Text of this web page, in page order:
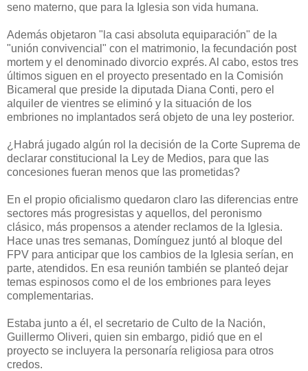
seno materno, que para la Iglesia son vida humana.
Además objetaron "la casi absoluta equiparación" de la
"unión convivencial" con el matrimonio, la fecundación post
mortem y el denominado divorcio exprés. Al cabo, estos tres
últimos siguen en el proyecto presentado en la Comisión
Bicameral que preside la diputada Diana Conti, pero el
alquiler de vientres se eliminó y la situación de los
embriones no implantados será objeto de una ley posterior.
¿Habrá jugado algún rol la decisión de la Corte Suprema de
declarar constitucional la Ley de Medios, para que las
concesiones fueran menos que las prometidas?
En el propio oficialismo quedaron claro las diferencias entre
sectores más progresistas y aquellos, del peronismo
clásico, más propensos a atender reclamos de la Iglesia.
Hace unas tres semanas, Domínguez juntó al bloque del
FPV para anticipar que los cambios de la Iglesia serían, en
parte, atendidos. En esa reunión también se planteó dejar
temas espinosos como el de los embriones para leyes
complementarias.
Estaba junto a él, el secretario de Culto de la Nación,
Guillermo Oliveri, quien sin embargo, pidió que en el
proyecto se incluyera la personaría religiosa para otros
credos.